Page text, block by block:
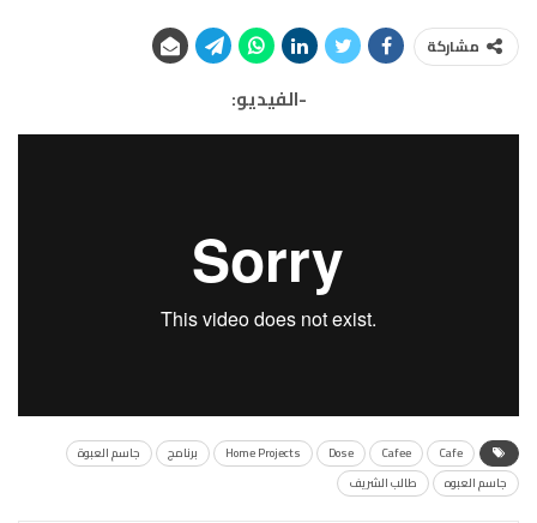
مشاركة
-الفيديو:
Cafe
Cafee
Dose
Home Projects برنامج
جاسم العبوة
جاسم العبوه
طالب الشريف